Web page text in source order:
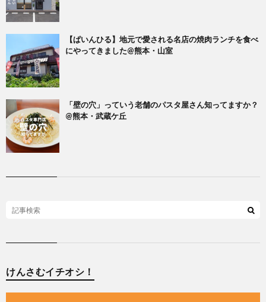
【ぱいんひる】地元で愛される名店の焼肉ランチを食べ
にやってきました@熊本・山室
「壁の穴」っていう老舗のパスタ屋さん知ってますか？
@熊本・武蔵ケ丘
けんさむイチオシ！